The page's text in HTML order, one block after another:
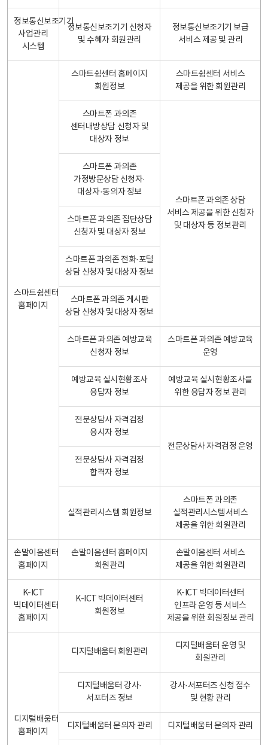
정보통신보조기기
사업관리
시스템
정보통신보조기기 신청자
및 수혜자 회원관리
정보통신보조기기 보급
서비스 제공 및 관리
스마트쉼센터
홈페이지
스마트쉼센터 홈페이지
회원정보
스마트쉼센터 서비스
제공을 위한 회원관리
스마트폰 과의존
센터내방상담 신청자 및
대상자 정보
스마트폰 과의존 상담
서비스 제공을 위한 신청자
및 대상자 등 정보관리
스마트폰 과의존
가정방문상담 신청자·
대상자·동의자 정보
스마트폰 과의존 집단상담
신청자 및 대상자 정보
스마트폰 과의존 전화·포털
상담 신청자 및 대상자 정보
스마트폰 과의존 게시판
상담 신청자 및 대상자 정보
스마트폰 과의존 예방교육
신청자 정보
스마트폰 과의존 예방교육
운영
예방교육 실시현황조사
응답자 정보
예방교육 실시현황조사를
위한 응답자 정보 관리
전문상담사 자격검정
응시자 정보
전문상담사 자격검정 운영
전문상담사 자격검정
합격자 정보
실적관리시스템 회원정보
스마트폰 과의존
실적관리시스템서비스
제공을 위한 회원관리
손말이음센터
홈페이지
손말이음센터 홈페이지
회원관리
손말이음센터 서비스
제공을 위한 회원관리
K-ICT
빅데이터센터
홈페이지
K-ICT 빅데이터센터
회원정보
K-ICT 빅데이터센터
인프라 운영 등 서비스
제공을 위한 회원정보 관리
디지털배움터
홈페이지
디지털배움터 회원관리
디지털배움터 운영 및
회원관리
디지털배움터 강사·
서포터즈 정보
강사·서포터즈 신청 접수
및 현황 관리
디지털배움터 문의자 관리 디지털배움터 문의자 관리